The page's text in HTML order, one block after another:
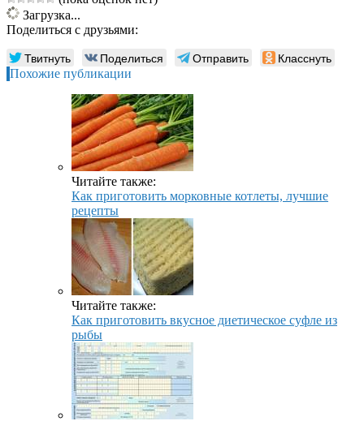
Загрузка...
Поделиться с друзьями:
Твитнуть Поделиться Отправить Класснуть
Похожие публикации
Читайте также:
Как приготовить морковные котлеты, лучшие
рецепты
Читайте также:
Как приготовить вкусное диетическое суфле из
рыбы